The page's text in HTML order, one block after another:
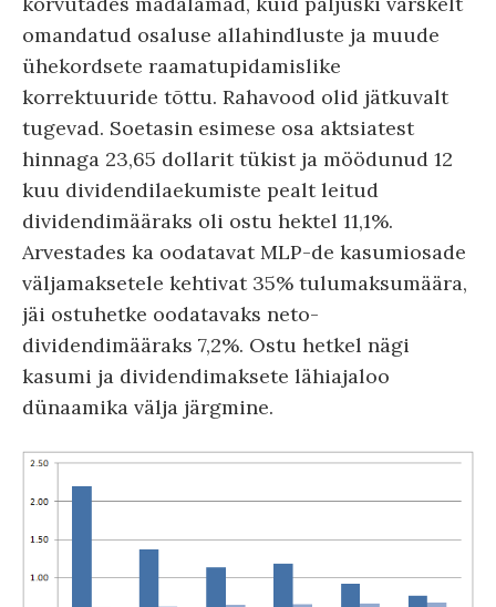
omandatud osaluse allahindluste ja muude
ühekordsete raamatupidamislike
korrektuuride tõttu. Rahavood olid jätkuvalt
tugevad. Soetasin esimese osa aktsiatest
hinnaga 23,65 dollarit tükist ja möödunud 12
kuu dividendilaekumiste pealt leitud
dividendimääraks oli ostu hektel 11,1%.
Arvestades ka oodatavat MLP-de kasumiosade
väljamaksetele kehtivat 35% tulumaksumäära,
jäi ostuhetke oodatavaks neto-
dividendimääraks 7,2%. Ostu hetkel nägi
kasumi ja dividendimaksete lähiajaloo
dünaamika välja järgmine.